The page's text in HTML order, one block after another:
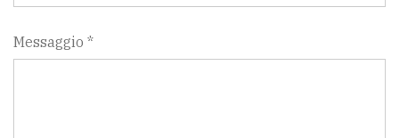
Messaggio *